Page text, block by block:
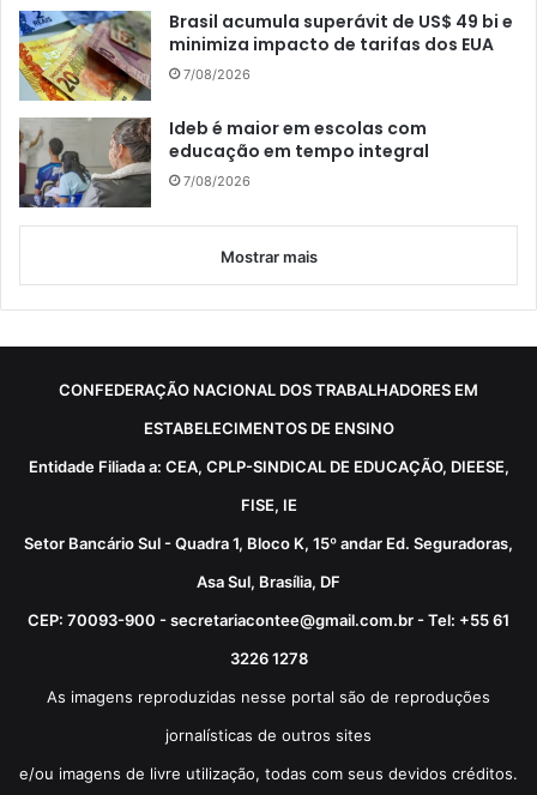
Brasil acumula superávit de US$ 49 bi e
minimiza impacto de tarifas dos EUA
7/08/2026
Ideb é maior em escolas com
educação em tempo integral
7/08/2026
Mostrar mais
CONFEDERAÇÃO NACIONAL DOS TRABALHADORES EM
ESTABELECIMENTOS DE ENSINO
Entidade Filiada a: CEA, CPLP-SINDICAL DE EDUCAÇÃO, DIEESE,
FISE, IE
Setor Bancário Sul - Quadra 1, Bloco K, 15º andar Ed. Seguradoras,
Asa Sul, Brasília, DF
CEP: 70093-900 - secretariacontee@gmail.com.br - Tel: +55 61
3226 1278
As imagens reproduzidas nesse portal são de reproduções
jornalísticas de outros sites
e/ou imagens de livre utilização, todas com seus devidos créditos.